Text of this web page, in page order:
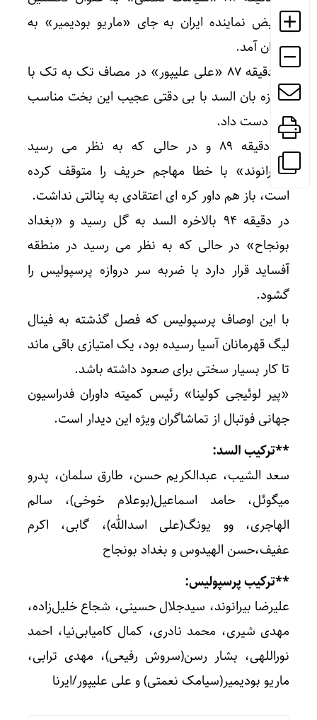
تعویض نماینده ایران به جای «ماریو بودیمیر» به
میدان آمد.
در دقیقه ۸۷ «علی علیپور» در مصاف تک به تک با
دروازه بان السد با بی دقتی عجیب این بخت مناسب
را از دست داد.
در دقیقه ۸۹ و در حالی که به نظر می رسید
«بیرانوند» با خطا مهاجم حریف را متوقف کرده
است، باز هم داور کره ای اعتقادی به پنالتی نداشت.
در دقیقه ۹۴ بالاخره السد به گل رسید و «بغداد
بونجاح» در حالی که به نظر می رسید در منطقه
آفساید قرار دارد با ضربه سر دروازه پرسپولیس را
گشود.
با این اوصاف پرسپولیس که فصل گذشته به فینال
لیگ قهرمانان آسیا رسیده بود، یک امتیازی باقی ماند
تا کار بسیار سختی برای صعود داشته باشد.
«پیر لوئیجی کولینا» رئیس کمیته داوران فدراسیون
جهانی فوتبال از تماشاگران ویژه این دیدار است.
**ترکیب السد:
سعد الشیب، عبدالکریم حسن، طارق سلمان، پدرو
میگوئل، حامد اسماعیل(بوعلام خوخی)، سالم
الهاجری، وو یونگ(علی اسدالله)، گابی، اکرم
عفیف،حسن الهیدوس و بغداد بونجاح
**ترکیب پرسپولیس:
علیرضا بیرانوند، سیدجلال حسینی، شجاع‌ خلیل‌زاده،
مهدی شیری، محمد نادری، کمال کامیابی‌نیا، احمد
نوراللهی، بشار رسن(سروش رفیعی)، مهدی ترابی،
ماریو بودیمیر(سیامک نعمتی) و علی علیپور/ایرنا